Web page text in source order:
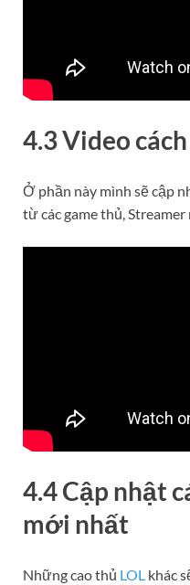
4.3 Video
Ở phần này mình sẽ cập
từ các game thủ,
4.4 Cập nhật
mới nhất
Những cao thủ LOL khác